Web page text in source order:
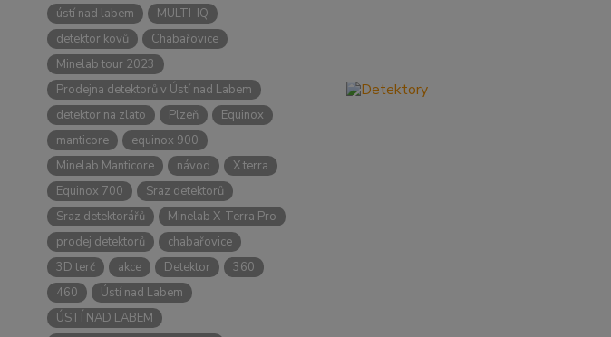
ústí nad labem
MULTI-IQ
detektor kovů
Chabařovice
Minelab tour 2023
Prodejna detektorů v Ústí nad Labem
detektor na zlato
Plzeň
Equinox
manticore
equinox 900
Minelab Manticore
návod
X terra
Equinox 700
Sraz detektorů
Sraz detektorářů
Minelab X-Terra Pro
prodej detektorů
chabařovice
3D terč
akce Detektor
360
460
Ústí nad Labem
ÚSTÍ NAD LABEM